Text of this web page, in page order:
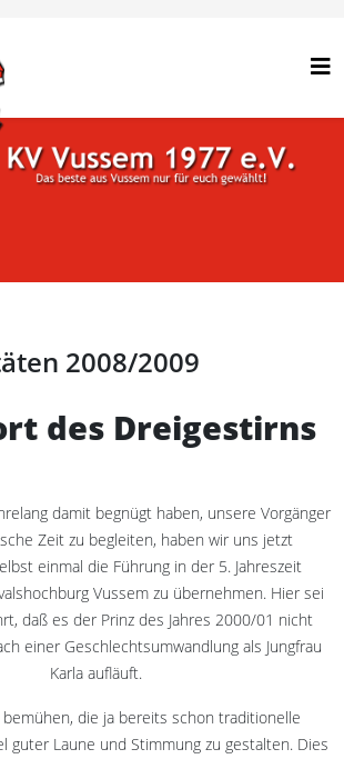
2008/2009
des Dreigestirns
damit begnügt haben, unsere Vorgänger
Zeit zu begleiten, haben wir uns jetzt
einmal die Führung in der 5. Jahreszeit
Vussem zu übernehmen. Hier sei
daß es der Prinz des Jahres 2000/01 nicht
einer Geschlechtsumwandlung als Jungfrau
Karla aufläuft.
die ja bereits schon traditionelle
guter Laune und Stimmung zu gestalten. Dies